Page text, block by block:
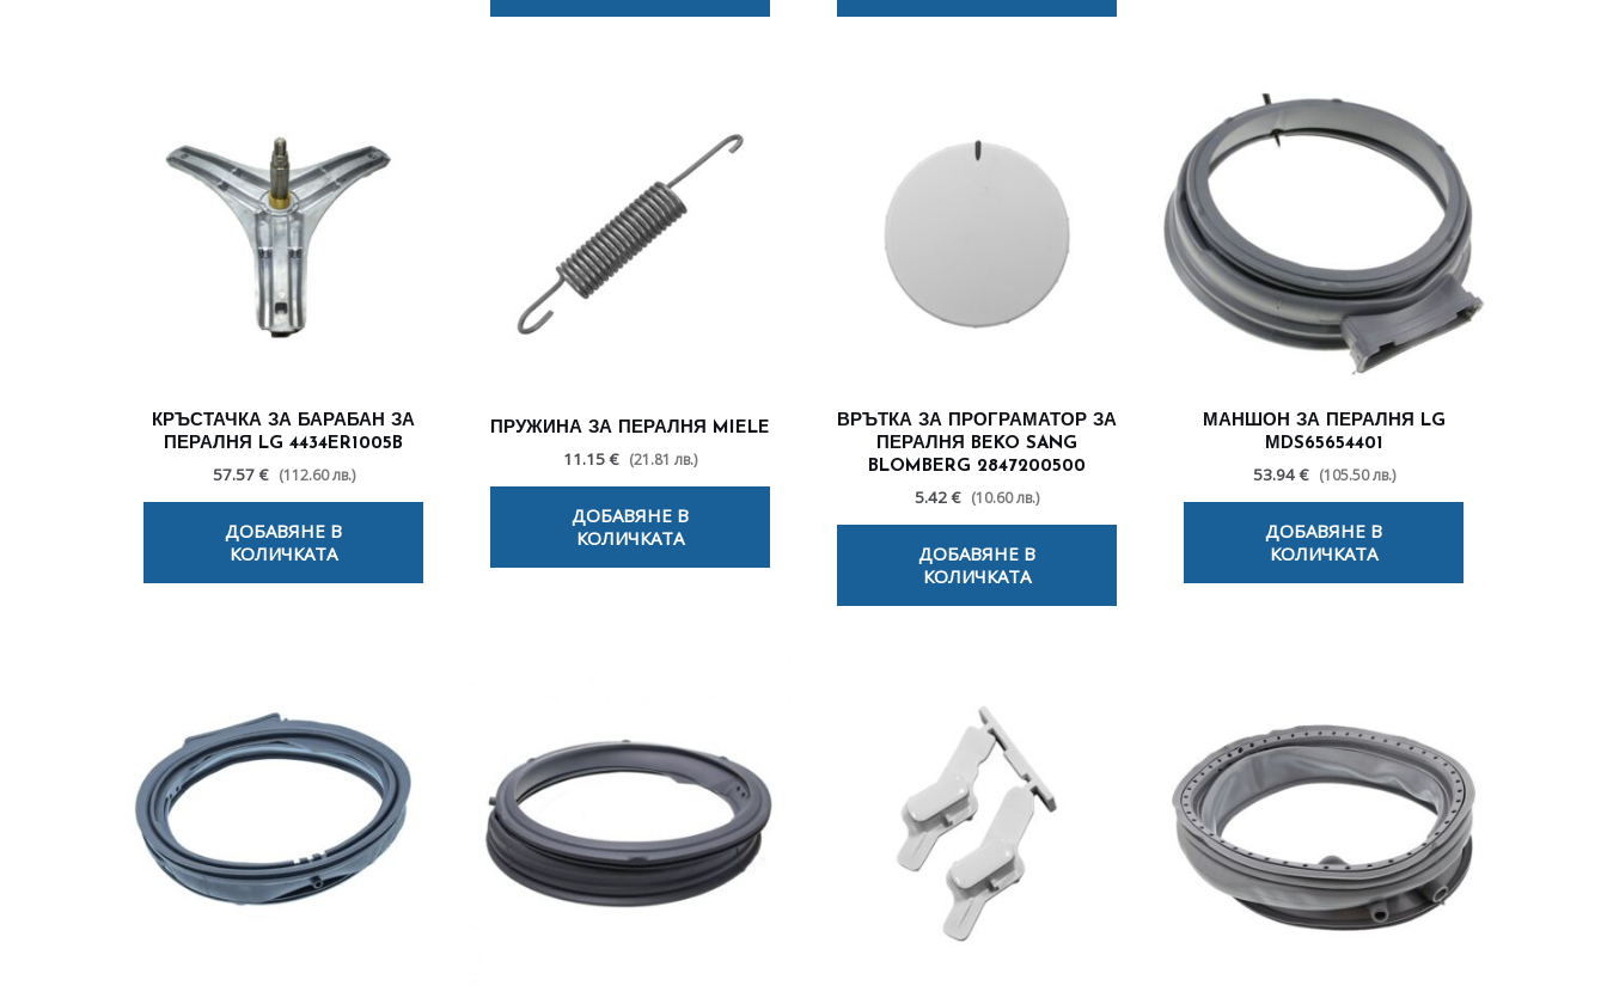
КРЪСТАЧКА ЗА БАРАБАН ЗА
ПЕРАЛНЯ LG 4434ER1005B
57.57 € (112.60 лв.)
ДОБАВЯНЕ В
КОЛИЧКАТА
ПРУЖИНА ЗА ПЕРАЛНЯ MIELE
11.15 € (21.81 лв.)
ДОБАВЯНЕ В
КОЛИЧКАТА
ВРЪТКА ЗА ПРОГРАМАТОР ЗА
ПЕРАЛНЯ BEKO SANG
BLOMBERG 2847200500
5.42 € (10.60 лв.)
ДОБАВЯНЕ В
КОЛИЧКАТА
МАНШОН ЗА ПЕРАЛНЯ LG
МDS65654401
53.94 € (105.50 лв.)
ДОБАВЯНЕ В
КОЛИЧКАТА